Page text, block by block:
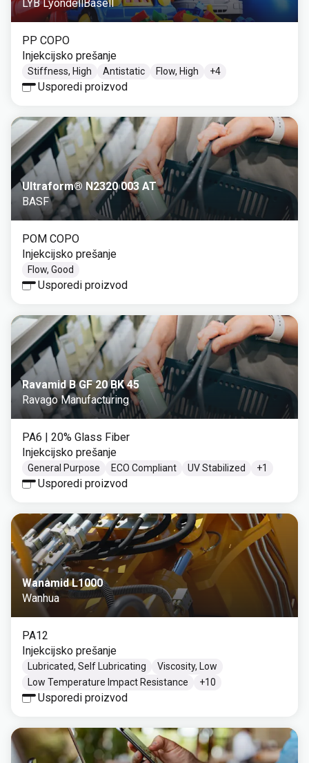
LYB LyondellBasell
PP COPO
Injekcijsko prešanje
Stiffness, High Antistatic Flow, High +4
Usporedi proizvod
Ultraform® N2320 003 AT
BASF
POM COPO
Injekcijsko prešanje
Flow, Good
Usporedi proizvod
Ravamid B GF 20 BK 45
Ravago Manufacturing
PA6 | 20% Glass Fiber
Injekcijsko prešanje
General Purpose ECO Compliant UV Stabilized +1
Usporedi proizvod
Wanamid L1000
Wanhua
PA12
Injekcijsko prešanje
Lubricated, Self Lubricating
Viscosity, Low
Low Temperature Impact Resistance
+10
Usporedi proizvod